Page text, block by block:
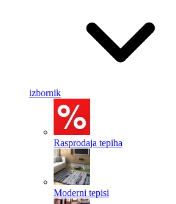
izbornik
Rasprodaja tepiha
Moderni tepisi